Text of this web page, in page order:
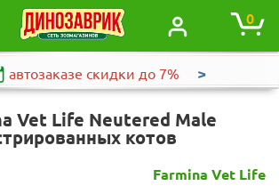
0
автозаказе скидки до 7% >
Vet Life Neutered Male
котов
Farmina Vet Life